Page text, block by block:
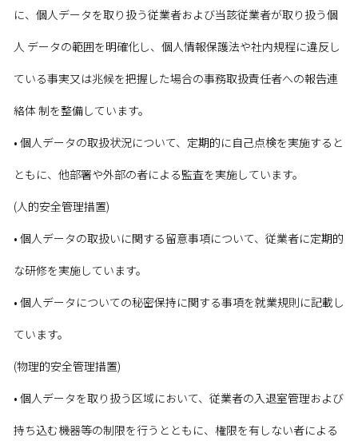
に、個人データを取り扱う従業者および当該従業者が取り扱う個
人 データの範囲を明確化し、個人情報保護法や社内規程に違反し
ている事実又は兆候を把握した場合の事務取扱責任者への報告連
絡体 制を整備しています。
• 個人データの取扱状況について、定期的に自己点検を実施すると
ともに、他部署や外部の者による監査を実施しています。
(人的安全管理措置)
• 個人データの取扱いに関する留意事項について、従業者に定期的
な研修を実施しています。
• 個人データについての秘密保持に関する事項を就業規則に記載し
ています。
(物理的安全管理措置)
• 個人データを取り扱う区域において、従業者の入退室管理および
持ち込む機器等の制限を行うとともに、権限を有しない者による